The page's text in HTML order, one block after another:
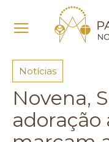
Notícias
Notícias
Novena,
adoração